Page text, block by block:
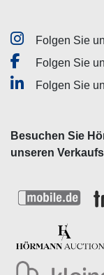
Folgen Sie
Folgen Sie
Folgen Sie
Besuchen Sie
unseren